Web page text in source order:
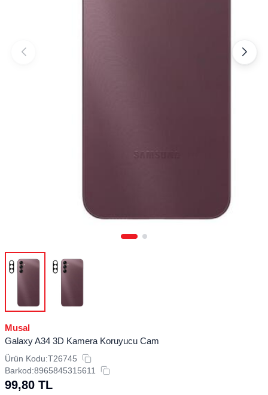
Musal
Galaxy A34 3D Kamera Koruyucu Cam
Ürün Kodu:T26745
Barkod:8965845315611
99,80 TL